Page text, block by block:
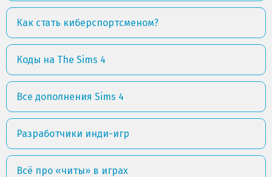
Как стать киберспортсменом?
Коды на The Sims 4
Все дополнения Sims 4
Разработчики инди-игр
Всё про «читы» в играх